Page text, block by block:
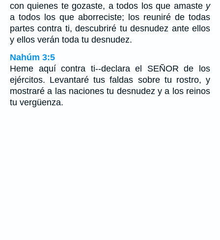
con quienes te gozaste, a todos los que amaste y
a todos los que aborreciste; los reuniré de todas
partes contra ti, descubriré tu desnudez ante ellos
y ellos verán toda tu desnudez.
Nahúm 3:5
Heme aquí contra ti--declara el SEÑOR de los
ejércitos. Levantaré tus faldas sobre tu rostro, y
mostraré a las naciones tu desnudez y a los reinos
tu vergüenza.